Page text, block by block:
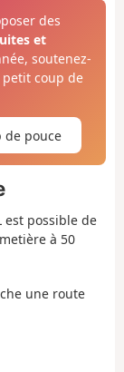
des
et
soutenez-
coup de
de pouce
est possible de
à 50
une route